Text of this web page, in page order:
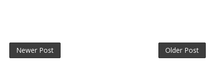
Newer Post Older Post